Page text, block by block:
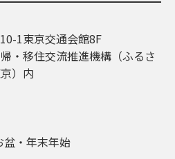
1東京交通会館8F
・移住交流推進機構（ふるさ
）内
・年末年始